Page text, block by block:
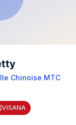
Chinoise MTC
VISANA